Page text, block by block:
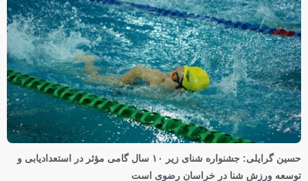
حسین گرایلی: جشنواره شنای زیر ۱۰ سال گامی مؤثر در استعدادیابی و
توسعه ورزش شنا در خراسان رضوی است